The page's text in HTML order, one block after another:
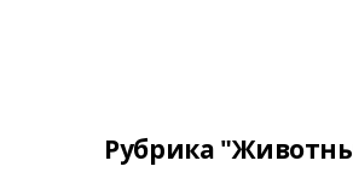
Рубрика